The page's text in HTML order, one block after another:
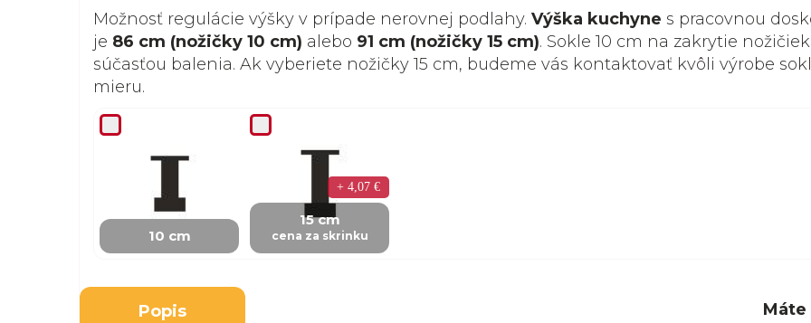
Možnosť regulácie výšky v prípade nerovnej podlahy. Výška kuchyne s pracovnou
je 86 cm (nožičky 10 cm) alebo 91 cm (nožičky 15 cm). Sokle 10 cm na zakrytie
súčasťou balenia. Ak vyberiete nožičky 15 cm, budeme vás kontaktovať kvôli výrobe
mieru.
10 cm
15 cm
cena za skrinku
+ 4,07 €
Popis